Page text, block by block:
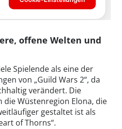
offene Welten und
Spielende als eine der
von „Guild Wars 2“, da
verändert. Die
Wüstenregion Elona, die
gestaltet ist als
of Thorns“.